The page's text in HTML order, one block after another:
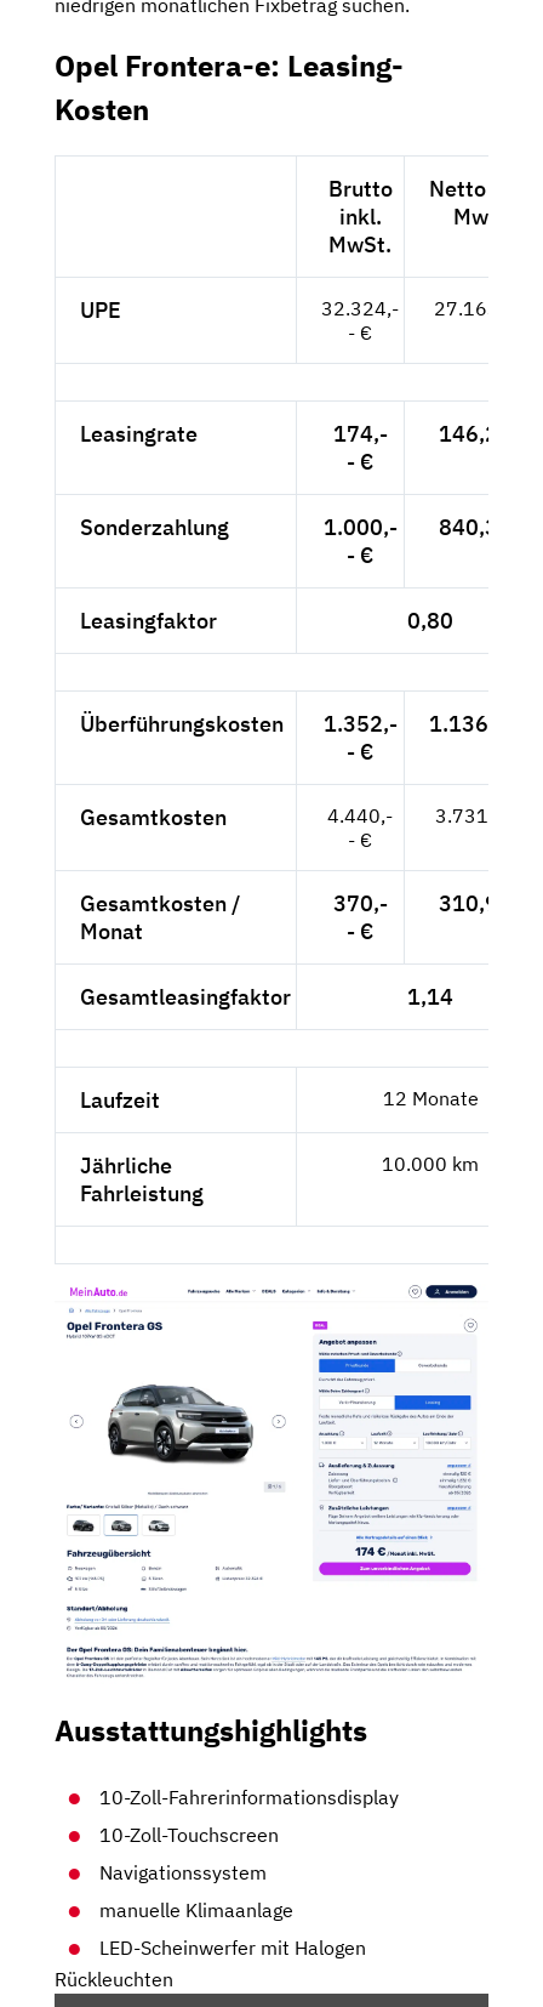
niedrigen monatlichen Fixbetrag suchen.
Opel Frontera-e: Leasing-
Kosten
Brutto
inkl.
MwSt.
Netto exkl.
MwSt.
UPE
32.324,-
- €
27.163,-- €
Leasingrate
174,-
- €
146,22 €
Sonderzahlung
1.000,-
- €
840,34 €
Leasingfaktor 0,80
Überführungskosten
1.352,-
- €
1.136,13 €
Gesamtkosten
4.440,-
- €
3.731,09 €
Gesamtkosten /
Monat
370,-
- €
310,92 €
Gesamtleasingfaktor 1,14
Laufzeit 12 Monate
Jährliche
Fahrleistung
10.000 km
Ausstattungshighlights
10-Zoll-Fahrerinformationsdisplay
10-Zoll-Touchscreen
Navigationssystem
manuelle Klimaanlage
LED-Scheinwerfer mit Halogen
Rückleuchten